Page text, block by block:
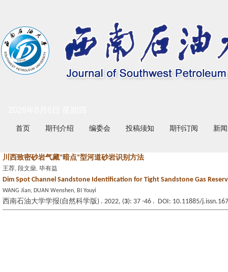
首页 期刊介绍 编委会 投稿须知 期刊订阅 新
川西致密砂岩气藏“暗点”型河道砂岩识别方法
王荐, 段文燊, 毕有益
Dim Spot Channel Sandstone Identification for Tight Sandstone Gas
WANG Jian, DUAN Wenshen, BI Youyi
西南石油大学学报(自然科学版) . 2022, (3): 37 -46 . DOI: 10.11885/